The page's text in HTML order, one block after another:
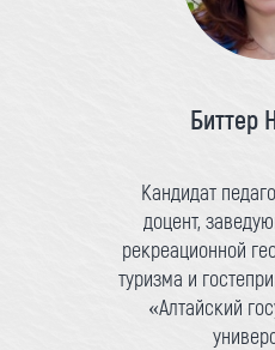
Биттер
Кандидат
доцент,
рекреационной
туризма и
«Алтайский